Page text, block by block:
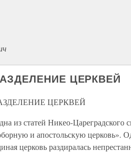
ЦЕРКВЕЙ
ЦЕРКВЕЙ
из статей Никео-Цареградского
и апостольскую церковь».
церковь раздиралась